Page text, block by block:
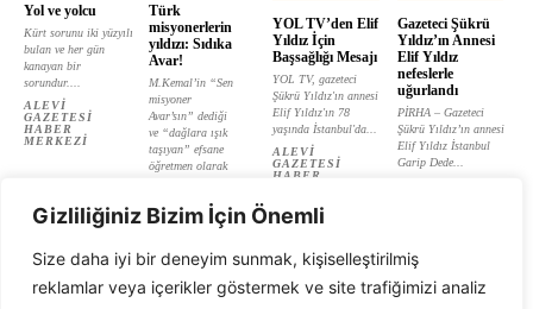
Gizliliğiniz Bizim İçin Önemli
Size daha iyi bir deneyim sunmak, kişiselleştirilmiş
reklamlar veya içerikler göstermek ve site trafiğimizi analiz
Yol ve yolcu
Kürt sorunu iki yüzyılı
bulan ve her gün
kanayan bir
sorundur....
ALEVI
GAZETESI
HABER
MERKEZI
Türk
misyonerlerin
yıldızı: Sıdıka
Avar!
M.Kemal’in “Sen
misyoner
Avar’sın” dediği
ve “dağlara ışık
taşıyan” efsane
öğretmen olarak
ALEVI
GAZETESI
YOL TV’den Elif
Yıldız İçin
Başsağlığı Mesajı
YOL TV, gazeteci
Şükrü Yıldız'ın annesi
Elif Yıldız'ın 78
yaşında İstanbul'da...
ALEVI
GAZETESI
HABER
Gazeteci Şükrü
Yıldız’ın Annesi
Elif Yıldız
nefeslerle
uğurlandı
PİRHA – Gazeteci
Şükrü Yıldız’ın annesi
Elif Yıldız İstanbul
Garip Dede...